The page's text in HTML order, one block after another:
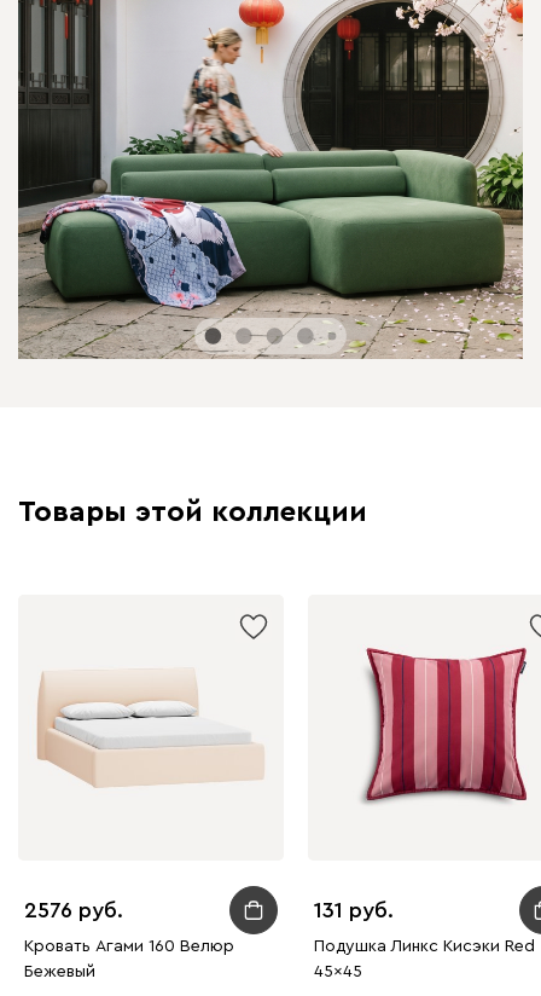
Товары этой коллекции
2576
Кровать Агами 160 Велюр
Бежевый
131
Подушка Линкс Кисэки Red
45x45